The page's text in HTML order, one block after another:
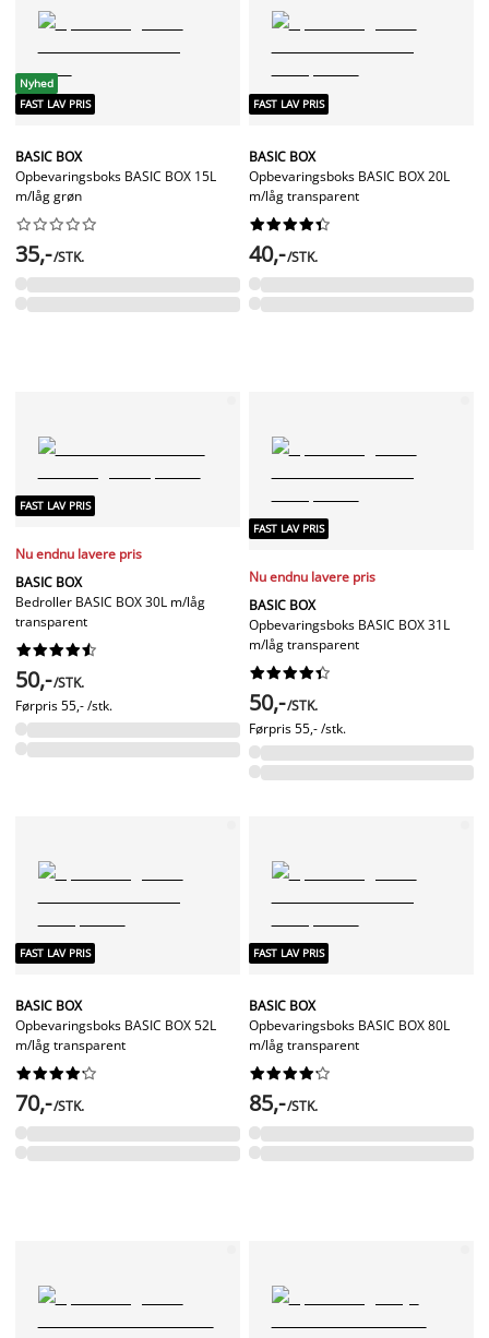
Nyhed
FAST LAV PRIS
BASIC BOX
Opbevaringsboks BASIC BOX 15L
m/låg grøn






35,-/STK.
FAST LAV PRIS
BASIC BOX
Opbevaringsboks BASIC BOX 20L
m/låg transparent






40,-/STK.
FAST LAV PRIS
Nu endnu lavere pris
BASIC BOX
Bedroller BASIC BOX 30L m/låg
transparent






50,-/STK.
Førpris55,- /stk.
FAST LAV PRIS
Nu endnu lavere pris
BASIC BOX
Opbevaringsboks BASIC BOX 31L
m/låg transparent






50,-/STK.
Førpris55,- /stk.
FAST LAV PRIS
BASIC BOX
Opbevaringsboks BASIC BOX 52L
m/låg transparent






70,-/STK.
FAST LAV PRIS
BASIC BOX
Opbevaringsboks BASIC BOX 80L
m/låg transparent






85,-/STK.